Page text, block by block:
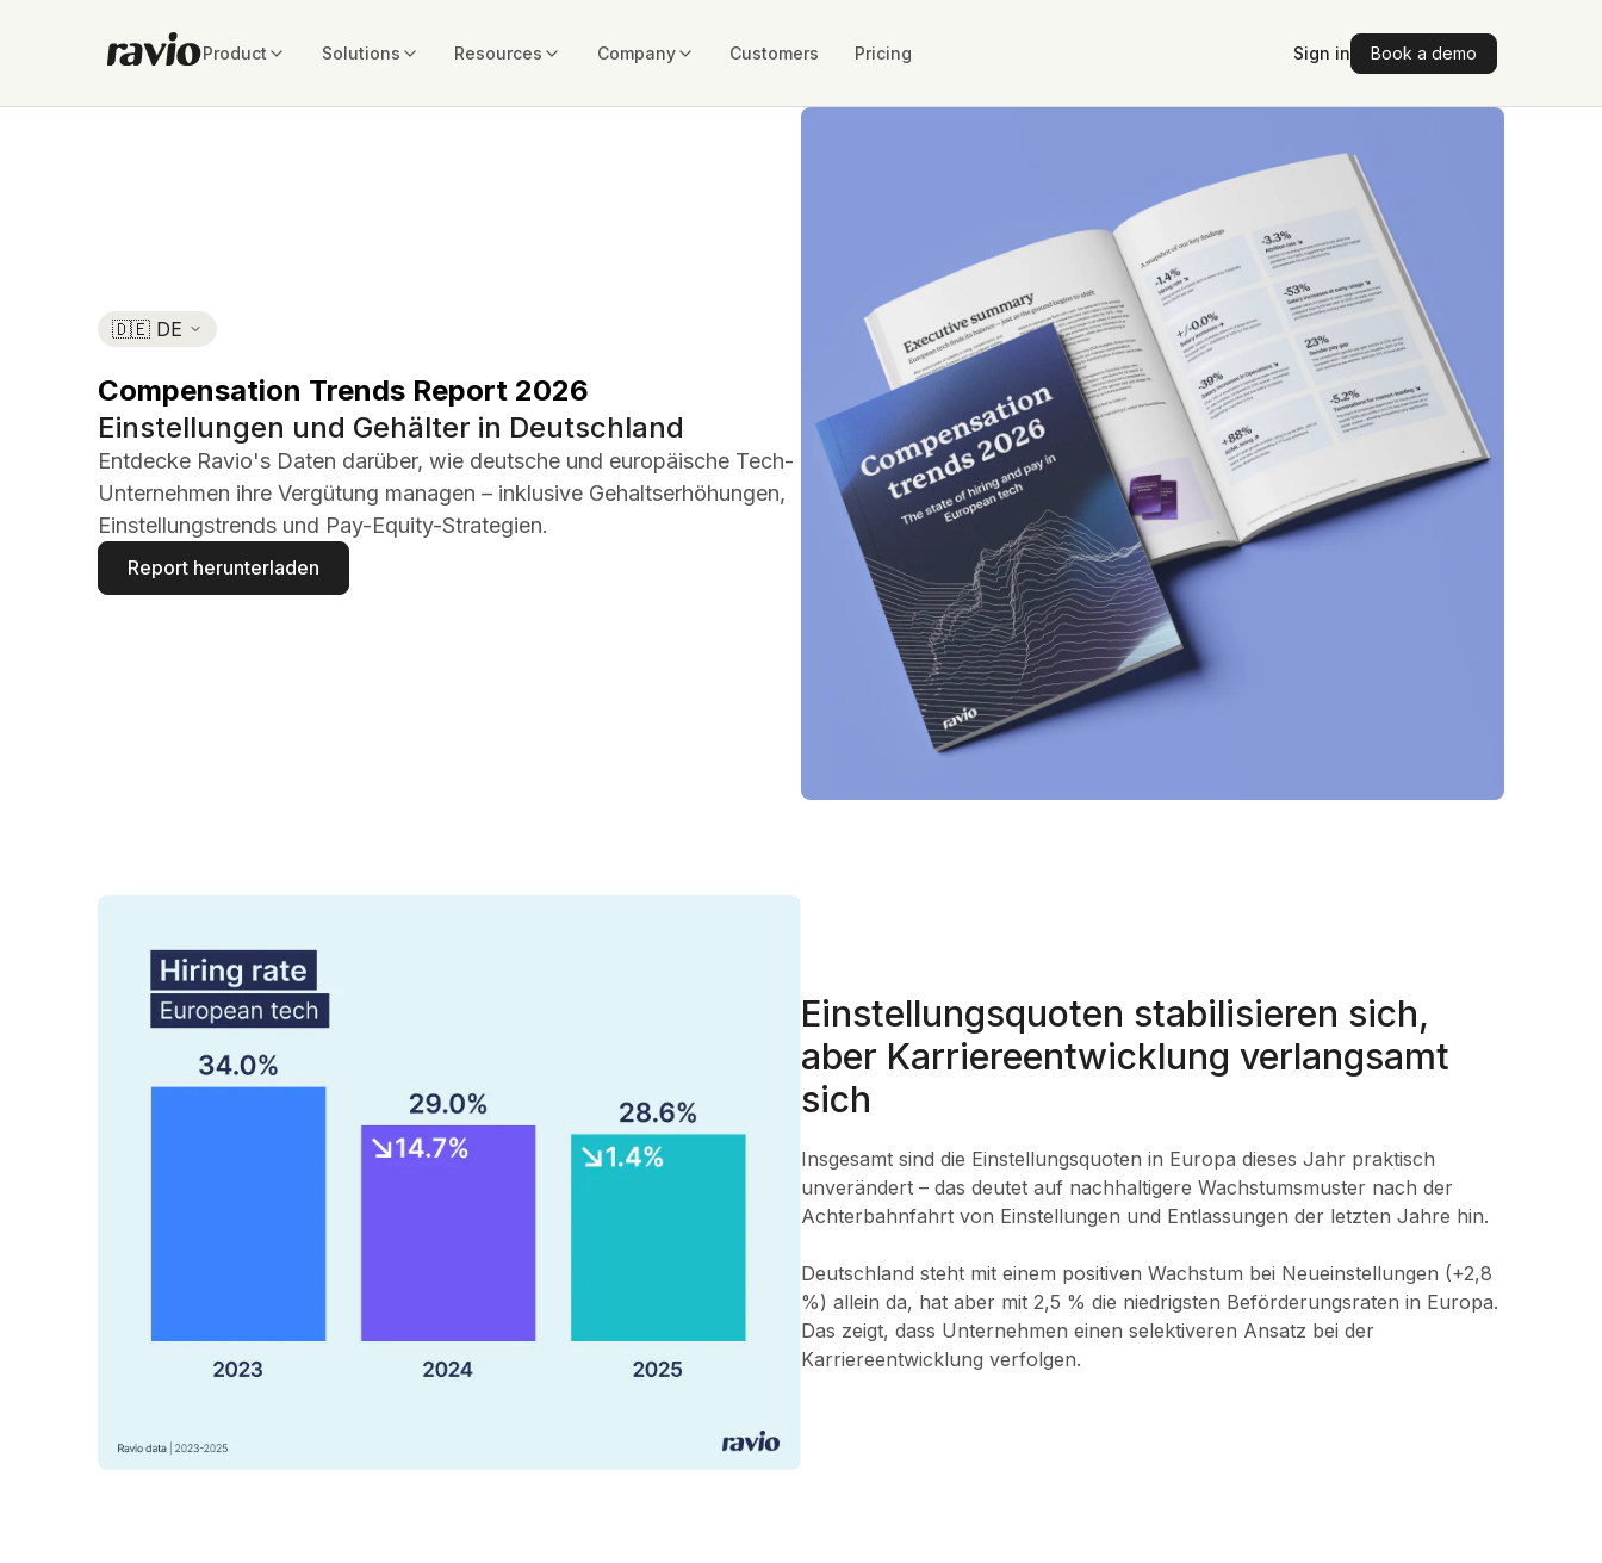
Product Solutions Resources Company Customers Pricing Sign in Book a demo
Compensation Trends Report 2026
Einstellungen und Gehälter in Deutschland
Entdecke Ravio's Daten darüber, wie deutsche und europäische Tech-
Unternehmen ihre Vergütung managen – inklusive Gehaltserhöhungen,
Einstellungstrends und Pay-Equity-Strategien.
Report herunterladen
Einstellungsquoten stabilisieren sich,
aber Karriereentwicklung verlangsamt
sich
Insgesamt sind die Einstellungsquoten in Europa dieses Jahr praktisch
unverändert – das deutet auf nachhaltigere Wachstumsmuster nach der
Achterbahnfahrt von Einstellungen und Entlassungen der letzten Jahre hin.
Deutschland steht mit einem positiven Wachstum bei Neueinstellungen (+2,8
%) allein da, hat aber mit 2,5 % die niedrigsten Beförderungsraten in Europa.
Das zeigt, dass Unternehmen einen selektiveren Ansatz bei der
Karriereentwicklung verfolgen.